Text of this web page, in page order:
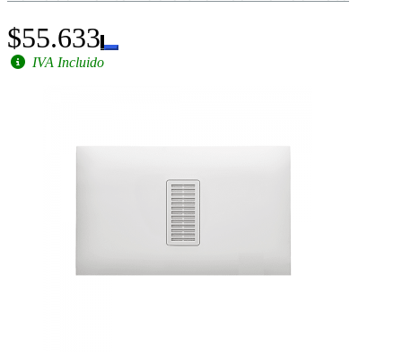
$55.633
IVA Incluido